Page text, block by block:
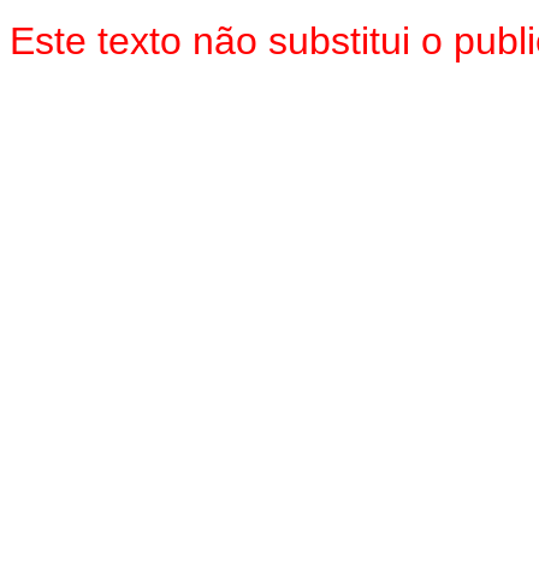
Este texto não substitui o